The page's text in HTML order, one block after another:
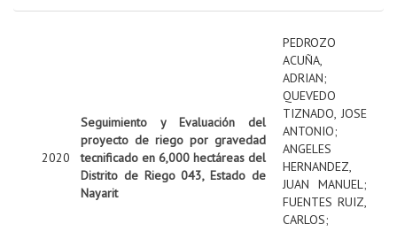
2020
Seguimiento y Evaluación del
proyecto de riego por gravedad
tecnificado en 6,000 hectáreas del
Distrito de Riego 043, Estado de
Nayarit
PEDROZO
ACUÑA,
ADRIAN;
QUEVEDO
TIZNADO, JOSE
ANTONIO;
ANGELES
HERNANDEZ,
JUAN MANUEL;
FUENTES RUIZ,
CARLOS;